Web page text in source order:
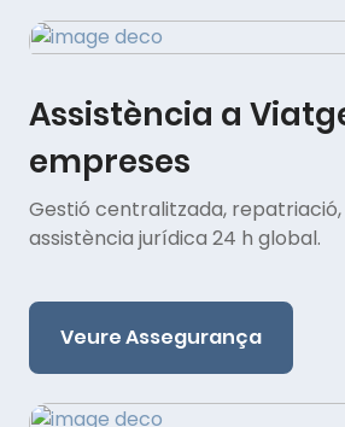
Assistència a
empreses
Gestió centralitzada, repatriació,
assistència jurídica 24 h global.
Veure Assegurança